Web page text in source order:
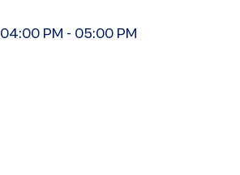
04:00 PM - 05:00 PM